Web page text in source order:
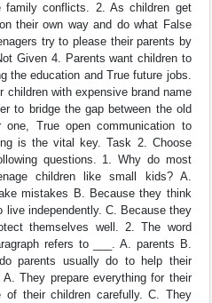
family conflicts. 2. As children get
their own way and do what False
try to please their parents by
Given 4. Parents want children to
the education and True future jobs.
children with expensive brand name
to bridge the gap between the old
one, True open communication to
is the vital key. Task 2. Choose
questions. 1. Why do most
children like small kids? A.
mistakes B. Because they think
live independently. C. Because they
themselves well. 2. The word
refers to ___. A. parents B.
parents usually do to help their
They prepare everything for their
their children carefully. C. They